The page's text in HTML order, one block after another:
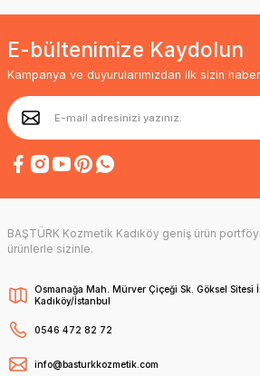
E-bültenimize Kaydolun
Kampanya ve duyurularımızdan ilk sizin
BAŞTÜRK Kozmetik Kadıköy geniş ürün
ürünlerle sizinle.
Osmanağa Mah. Mürver Çiçeği Sk. Göksel Sitesi
Kadıköy/İstanbul
0546 472 82 72
info@basturkkozmetik.com